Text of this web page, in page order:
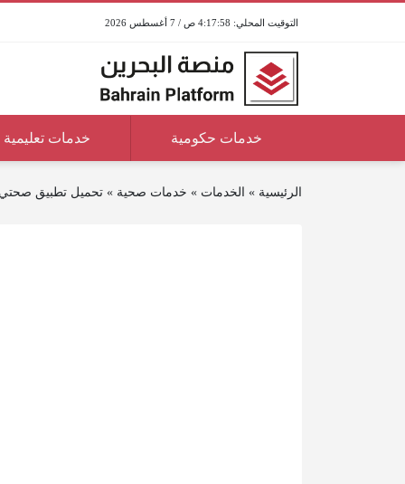
4:17:58 ص / 7 أغسطس 2026
خدمات حكومية خدمات تعليمية
الرئيسية » الخدمات » خدمات صحية »تحميل تطبيق صحتي